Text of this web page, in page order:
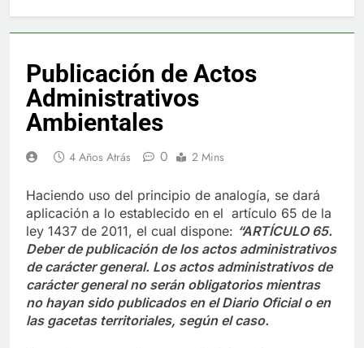
Publicación de Actos
Administrativos
Ambientales
4 Años Atrás 0 2 Mins
Haciendo uso del principio de analogía, se dará
aplicación a lo establecido en el artículo 65 de la
ley 1437 de 2011, el cual dispone: “ARTÍCULO 65.
Deber de publicación de los actos administrativos
de carácter general. Los actos administrativos de
carácter general no serán obligatorios mientras
no hayan sido publicados en el Diario Oficial o en
las gacetas territoriales, según el caso.